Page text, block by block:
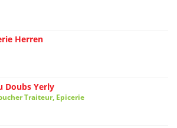
Herren
Doubs Yerly
Traiteur, Epicerie